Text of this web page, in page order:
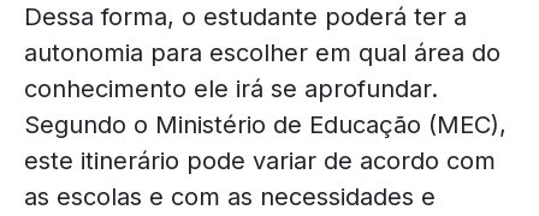
Dessa forma, o estudante poderá ter a
autonomia para escolher em qual área do
conhecimento ele irá se aprofundar.
Segundo o Ministério de Educação (MEC),
este itinerário pode variar de acordo com
as escolas e com as necessidades e